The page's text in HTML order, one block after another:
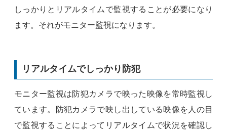
しっかりとリアルタイムで監視することが必要になり
ます。それがモニター監視になります。
リアルタイムでしっかり防犯
モニター監視は防犯カメラで映った映像を常時監視し
ています。防犯カメラで映し出している映像を人の目
で監視することによってリアルタイムで状況を確認し